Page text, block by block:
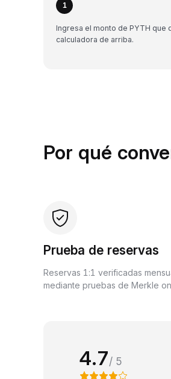
1
Ingresa el monto de PYTH que
calculadora de arriba.
Por qué
Prueba de reservas
Reservas 1:1 verificadas
mediante pruebas de Merkle
4.7/ 5